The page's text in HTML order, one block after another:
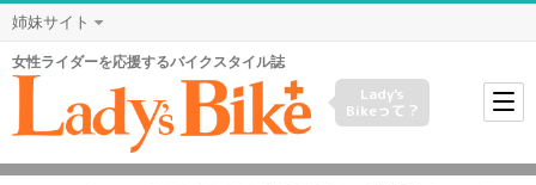
姉妹サイト
女性ライダーを応援するバイクスタイル誌
Lady's
Bikeって？